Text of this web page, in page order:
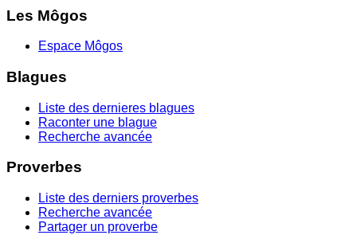
Les Môgos
Espace Môgos
Blagues
Liste des dernieres blagues
Raconter une blague
Recherche avancée
Proverbes
Liste des derniers proverbes
Recherche avancée
Partager un proverbe